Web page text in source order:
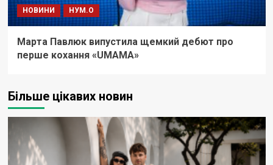
НОВИНИ НУМ.О
Марта Павлюк випустила щемкий дебют про
перше кохання «UМАМА»
Більше цікавих новин